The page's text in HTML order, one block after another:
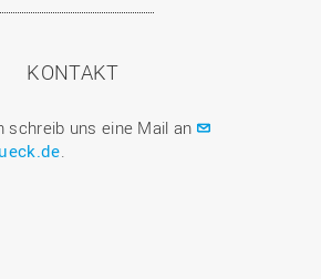
KONTAKT
schreib uns eine Mail an